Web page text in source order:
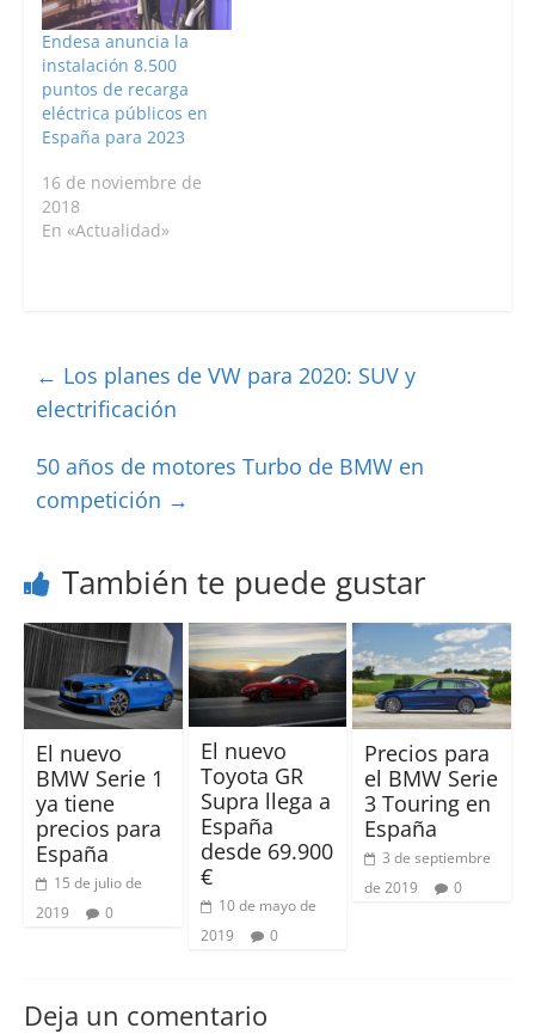
Endesa anuncia la
instalación 8.500
puntos de recarga
eléctrica públicos en
España para 2023
16 de noviembre de
2018
En «Actualidad»
← Los planes de VW para 2020: SUV y
electrificación
50 años de motores Turbo de BMW en
competición →
También te puede gustar
El nuevo
BMW Serie 1
ya tiene
precios para
España
15 de julio de
2019
0
El nuevo
Toyota GR
Supra llega a
España
desde 69.900
€
10 de mayo de
2019
0
Precios para
el BMW Serie
3 Touring en
España
3 de septiembre
de 2019
0
Deja un comentario